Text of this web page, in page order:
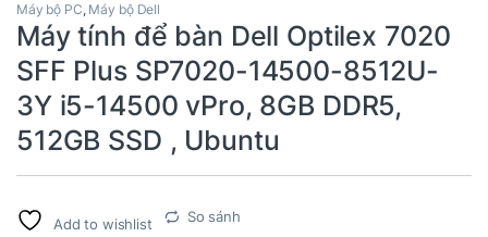
Máy bộ PC, Máy bộ Dell
Máy tính để bàn Dell Optilex 7020
SFF Plus SP7020-14500-8512U-
3Y i5-14500 vPro, 8GB DDR5,
512GB SSD , Ubuntu
Add to wishlist So sánh